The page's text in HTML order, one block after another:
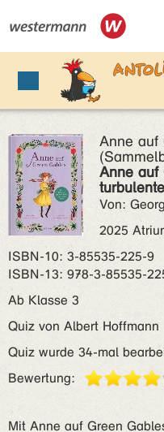
Anne auf
Anne auf
Von:
2025
ISBN‑10: 3-85535-225-9
ISBN‑13: 978-3-85535-
Ab Klasse 3
Quiz von Albert Hoffmann
Quiz wurde 34-mal
Bewertung:
Mit Anne auf Green